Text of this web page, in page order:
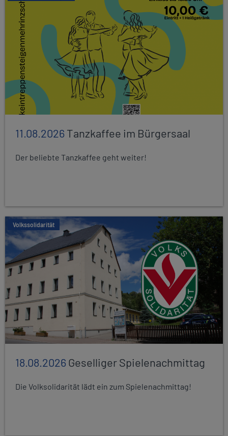
11.08.2026Tanzkaffee im Bürgersaal
Der beliebte Tanzkaffee geht weiter!
Volkssolidarität
18.08.2026Geselliger Spielenachmittag
Die Volksolidarität lädt ein zum Spielenachmittag!